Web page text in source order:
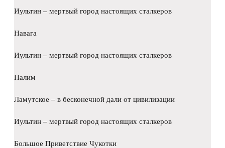
Иультин – мертвый город настоящих сталкеров
Навага
Иультин – мертвый город настоящих сталкеров
Налим
Ламутское – в бесконечной дали от цивилизации
Иультин – мертвый город настоящих сталкеров
Большое Приветствие Чукотки